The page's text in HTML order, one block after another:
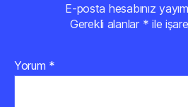
E-posta hesabınız
Gerekli alanlar * ile
Yorum *